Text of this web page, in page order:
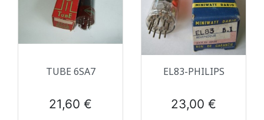
TUBE 6SA7
Prix
21,60 €
EL83-PHILIPS
Prix
23,00 €